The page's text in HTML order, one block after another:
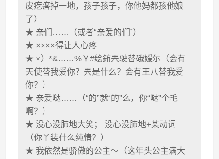
皮疙瘩掉一地，孩子孩子，你他妈都孩他娘
了）
★ 亲们……（或者“亲爱的们”）
★ ××××得让人心疼
★ ×）*&……%￥#绘銪兲驶替硪嫒尓（会有
天使替我爱你？兲是什么？会有王八替我爱
你？）
★ 亲爱哒……（“的”就“的”么，你“哒”个毛
啊？）
★ 没心没肺地大笑； 没心没肺地+某动词
（你丫装什么纯情？）
★我依然是骄傲的公主～（这年头公主满大